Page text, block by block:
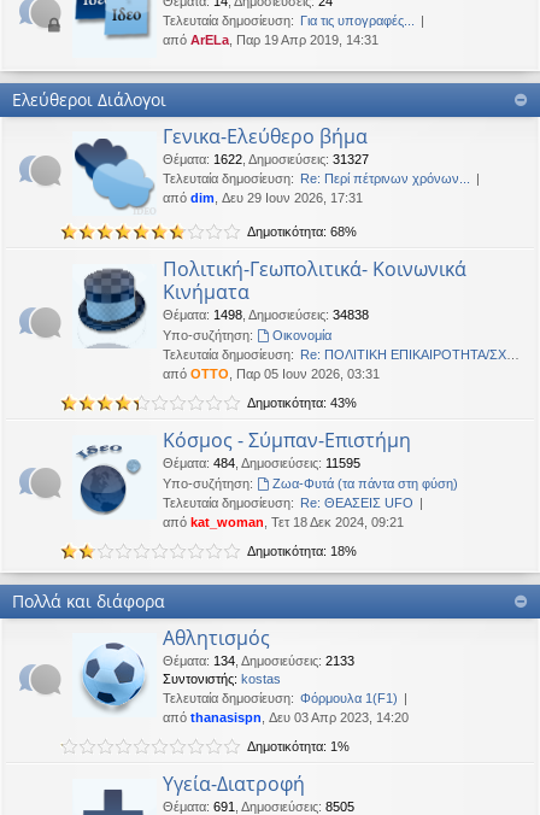
Καλή Ανάσταση σε όλους!
Δευ 06 Απρ 2026, 02:48
Καλή Μεγάλη Εβδομάδα. Καλή Ανάσταση.
OTTO•Τετ 18 Μαρ 2026, 21:30
Oropion Τρί 17 Μαρ 2026, 07:43
Καλησπερα
panta•Δευ 16 Μαρ 2026, 03:18
Έκανε Like σε αυτό το μήνυμα
OTTO έγραψε:↑
Καλώστονε. Είναι υπό κατοχή στο καθεστώς ΝΔ.
Δευ 16 Φεβ 2026, 18:20
Δευ 16 Φεβ 2026, 02:33
Γεια χαρά. καλέ, πού πήγαν οι κόσμοι;
BlueAngel Πέμ 29 Ιαν 2026, 22:08
likes this message
OTTOέγραψε:↑
Καλησπερα
OTTO•Δευ 19 Ιαν 2026, 16:53
Καλησπερα
neodikos•Κυρ 18 Ιαν 2026, 01:49
Καλημέρα σε όλους
OTTO•Πέμ 08 Ιαν 2026, 01:33
Χρόνια πολλά, καλή χρονια με δικαιοσύνη στα παντα.
Τελευταία δημοσίευση: Για τις υπογραφές...
από ArELa , Παρ 19 Απρ 2019, 14:31
Ελεύθεροι Διάλογοι
Γενικα-Ελεύθερο βήμα
Θέματα: 1622 Δημοσιεύσεις: 31327
Τελευταία δημοσίευση: Re: Περί πέτρινων χρόνων...
από dim , Δευ 29 Ιουν 2026, 17:31
Δημοτικότητα: 68%
Πολιτική-Γεωπολιτικά- Κοινωνικά
Κινήματα
Θέματα: 1498 Δημοσιεύσεις: 34838
Υπο-συζήτηση:
Oικονομία
Τελευταία δημοσίευση: Re: ΠΟΛΙΤΙΚΗ ΕΠΙΚΑΙΡΟΤΗΤΑ/ΣΧΟ…
από OTTO , Παρ 05 Ιουν 2026, 03:31
Δημοτικότητα: 43%
Κόσμος - Σύμπαν-Επιστήμη
Θέματα: 484 Δημοσιεύσεις: 11595
Υπο-συζήτηση:
Ζωα-Φυτά (τα πάντα στη φύση)
Τελευταία δημοσίευση: Re: ΘΕΑΣΕΙΣ UFO
από kat_woman , Τετ 18 Δεκ 2024, 09:21
Δημοτικότητα: 18%
Πολλά και διάφορα
Αθλητισμός
Θέματα: 134 Δημοσιεύσεις: 2133
Συντονιστής: kostas
Τελευταία δημοσίευση: Φόρμουλα 1(F1)
από thanasispn , Δευ 03 Απρ 2023, 14:20
Δημοτικότητα: 1%
Υγεία-Διατροφή
Θέματα: 691 Δημοσιεύσεις: 8505